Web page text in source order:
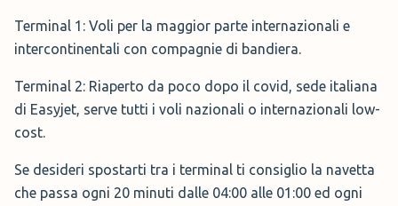
Terminal 1: Voli per la maggior parte internazionali e
intercontinentali con compagnie di bandiera.
Terminal 2: Riaperto da poco dopo il covid, sede italiana
di Easyjet, serve tutti i voli nazionali o internazionali low-
cost.
Se desideri spostarti tra i terminal ti consiglio la navetta
che passa ogni 20 minuti dalle 04:00 alle 01:00 ed ogni